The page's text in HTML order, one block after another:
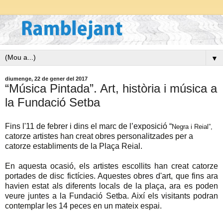
▼
diumenge, 22 de gener del 2017
“Música Pintada”. Art, història i música a
la Fundació Setba
Fins l'11 de febrer i dins el marc de l’exposició “Negra i Reial”,
catorze artistes han creat obres personalitzades per a
catorze establiments de la Plaça Reial.
En aquesta ocasió, els artistes escollits han creat catorze
portades de disc fictícies. Aquestes obres d'art, que fins ara
havien estat als diferents locals de la plaça, ara es poden
veure juntes a la Fundació Setba. Així els visitants podran
contemplar les 14 peces en un mateix espai.